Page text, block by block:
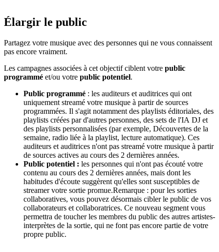
Élargir le public
Partagez votre musique avec des personnes qui ne vous connaissent
pas encore vraiment.
Les campagnes associées à cet objectif ciblent votre public
programmé et/ou votre public potentiel.
Public programmé : les auditeurs et auditrices qui ont
uniquement streamé votre musique à partir de sources
programmées. Il s'agit notamment des playlists éditoriales, des
playlists créées par d'autres personnes, des sets de l'IA DJ et
des playlists personnalisées (par exemple, Découvertes de la
semaine, radio liée à la playlist, lecture automatique). Ces
auditeurs et auditrices n'ont pas streamé votre musique à partir
de sources actives au cours des 2 dernières années.
Public potentiel : les personnes qui n'ont pas écouté votre
contenu au cours des 2 dernières années, mais dont les
habitudes d'écoute suggèrent qu'elles sont susceptibles de
streamer votre sortie promue.Remarque : pour les sorties
collaboratives, vous pouvez désormais cibler le public de vos
collaborateurs et collaboratrices. Ce nouveau segment vous
permettra de toucher les membres du public des autres artistes-
interprètes de la sortie, qui ne font pas encore partie de votre
propre public.